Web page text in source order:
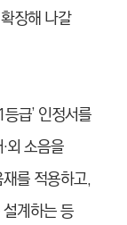
장해 나갈
급’ 인정서를
외 소음을
를 적용하고,
계하는 등